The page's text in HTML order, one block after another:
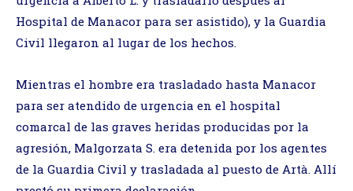
Hospital de Manacor para ser asistido), y la Guardia
Civil llegaron al lugar de los hechos.
Mientras el hombre era trasladado hasta Manacor
para ser atendido de urgencia en el hospital
comarcal de las graves heridas producidas por la
agresión, Malgorzata S. era detenida por los agentes
de la Guardia Civil y trasladada al puesto de Artà. Allí